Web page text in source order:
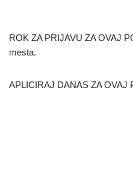
ROK ZA PRIJAVU ZA OVAJ
mesta.
APLICIRAJ DANAS ZA OVAJ